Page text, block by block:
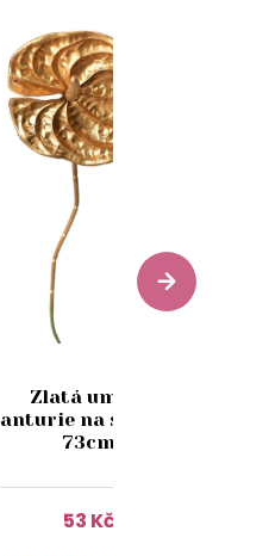
Zlatá umělá
anturie na stonku
73cm
53 Kč